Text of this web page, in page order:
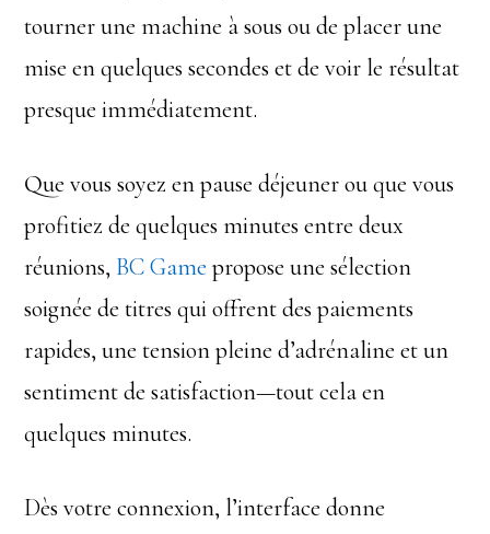
tourner une machine à sous ou de placer une
mise en quelques secondes et de voir le résultat
presque immédiatement.
Que vous soyez en pause déjeuner ou que vous
profitiez de quelques minutes entre deux
réunions, BC Gamepropose une sélection
soignée de titres qui offrent des paiements
rapides, une tension pleine d’adrénaline et un
sentiment de satisfaction—tout cela en
quelques minutes.
Dès votre connexion, l’interface donne